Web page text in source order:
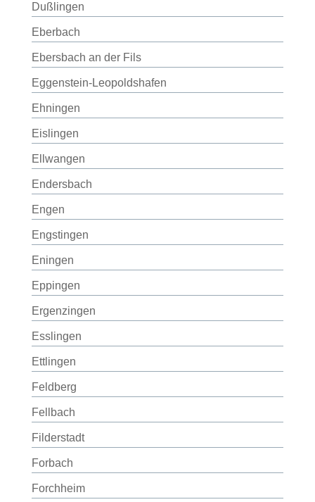
Dußlingen
Eberbach
Ebersbach an der Fils
Eggenstein-Leopoldshafen
Ehningen
Eislingen
Ellwangen
Endersbach
Engen
Engstingen
Eningen
Eppingen
Ergenzingen
Esslingen
Ettlingen
Feldberg
Fellbach
Filderstadt
Forbach
Forchheim